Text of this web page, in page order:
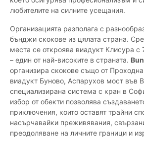
любителите на силните усещания.
Организацията разполага с
бънджи скокове из цялата страна.
места се откроява виадукт Клисура с
– един от най-високите в страната.
организира скокове също от
виадукт Буново, Аспарухов мост във
специализирана система с кран в
избор от обекти позволява
приключения, които оставят трайни
насърчавайки преживявания,
преодоляване на личните граници и